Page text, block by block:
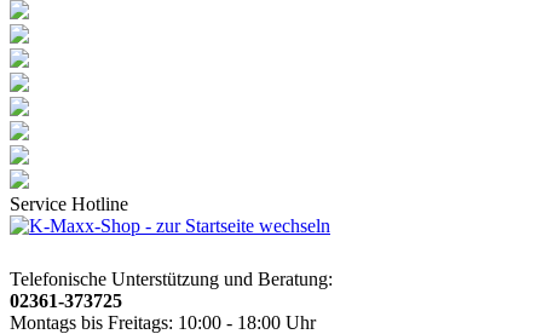
Service Hotline
Telefonische Unterstützung und Beratung:
02361-373725
Montags bis Freitags: 10:00 - 18:00 Uhr